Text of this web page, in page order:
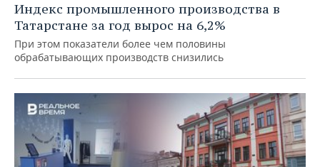
Индекс промышленного производства в
Татарстане за год вырос на 6,2%
При этом показатели более чем половины
обрабатывающих производств снизились